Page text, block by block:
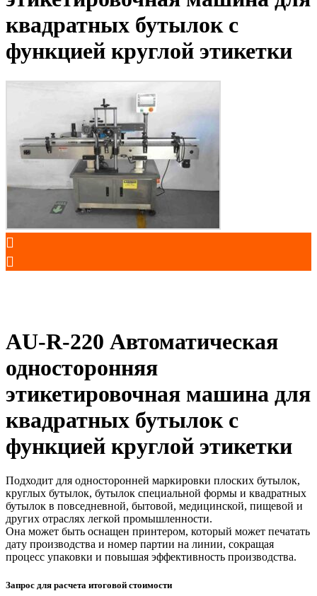
квадратных бутылок с
функцией круглой этикетки
AU-R-220 Автоматическая
односторонняя
этикетировочная машина для
квадратных бутылок с
функцией круглой этикетки
Подходит для односторонней маркировки плоских бутылок,
круглых бутылок, бутылок специальной формы и квадратных
бутылок в повседневной, бытовой, медицинской, пищевой и
других отраслях легкой промышленности.
Она может быть оснащен принтером, который может печатать
дату производства и номер партии на линии, сокращая
процесс упаковки и повышая эффективность производства.
Запрос для расчета итоговой стоимости